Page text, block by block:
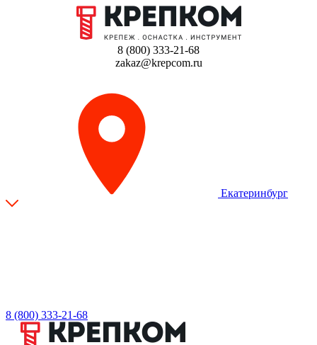
8 (800) 333-21-68
zakaz@krepcom.ru
Екатеринбург
8 (800) 333-21-68